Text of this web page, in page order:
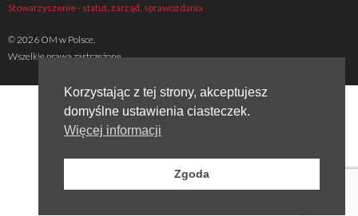
Stowarzyszenie - statut, zarząd, sprawozdania
© 2026 OM w Polsce.
Wszelkie prawa zastrzeżone
Korzystając z tej strony, akceptujesz
domyślne ustawienia ciasteczek.
Więcej informacji
Zgoda